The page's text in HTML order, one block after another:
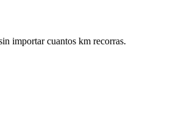
importar cuantos km recorras.